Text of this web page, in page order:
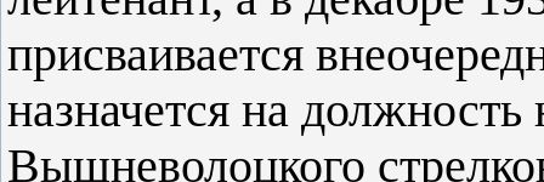
присваивается
назначется на
Вышневолоцкого